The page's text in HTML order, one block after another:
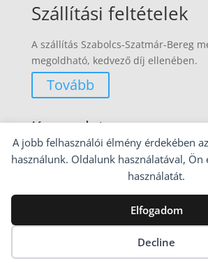
A jobb felhasználói élmény érdekében
használunk. Oldalunk használatával, Ön
használatát.
Elfogadom
Decline
Szállítási feltételek
A szállítás Szabolcs-Szatmár-Bereg
megoldható, kedvező díj ellenében.
Tovább
Kapcsolat
30/372 3211
info@butortkeresek.hu